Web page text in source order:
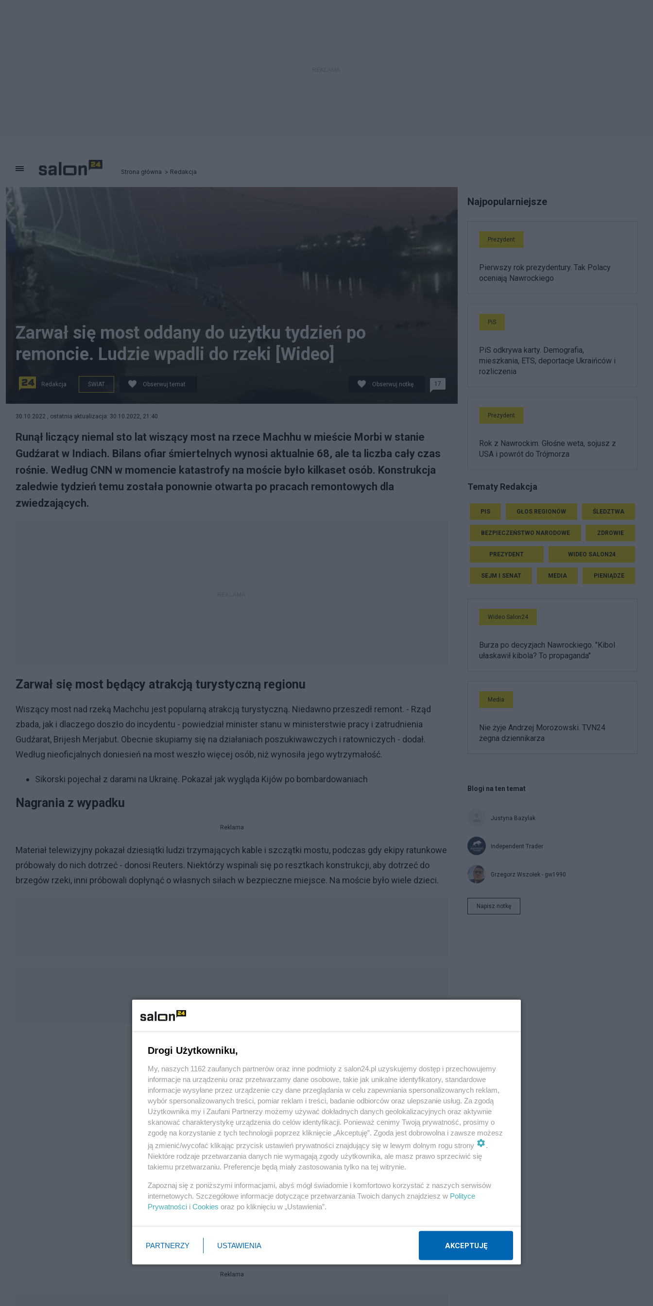
Strona główna Redakcja
Zarwał się most oddany do użytku tydzień po
remoncie. Ludzie wpadli do rzeki [Wideo]
Redakcja ŚWIAT Obserwuj temat Obserwuj notkę 17
30.10.2022 , ostatnia aktualizacja: 30.10.2022, 21:40
Runął liczący niemal sto lat wiszący most na rzece Machhu w mieście Morbi w stanie
Gudźarat w Indiach. Bilans ofiar śmiertelnych wynosi aktualnie 68, ale ta liczba cały czas
rośnie. Według CNN w momencie katastrofy na moście było kilkaset osób. Konstrukcja
zaledwie tydzień temu została ponownie otwarta po pracach remontowych dla
zwiedzających.
Zarwał się most będący atrakcją turystyczną regionu
Wiszący most nad rzeką Machchu jest popularną atrakcją turystyczną. Niedawno przeszedł remont. - Rząd
zbada, jak i dlaczego doszło do incydentu - powiedział minister stanu w ministerstwie pracy i zatrudnienia
Gudźarat, Brijesh Merjabut. Obecnie skupiamy się na działaniach poszukiwawczych i ratowniczych - dodał.
Według nieoficjalnych doniesień na most weszło więcej osób, niż wynosiła jego wytrzymałość.
Sikorski pojechał z darami na Ukrainę. Pokazał jak wygląda Kijów po bombardowaniach
Nagrania z wypadku
Reklama
Materiał telewizyjny pokazał dziesiątki ludzi trzymających kable i szczątki mostu, podczas gdy ekipy ratunkowe
próbowały do nich dotrzeć - donosi Reuters. Niektórzy wspinali się po resztkach konstrukcji, aby dotrzeć do
brzegów rzeki, inni próbowali dopłynąć o własnych siłach w bezpieczne miejsce. Na moście było wiele dzieci.
Reklama
Najpopularniejsze
Prezydent
Pierwszy rok prezydentury. Tak Polacy
oceniają Nawrockiego
PiS
PiS odkrywa karty. Demografia,
mieszkania, ETS, deportacje Ukraińców i
rozliczenia
Prezydent
Rok z Nawrockim. Głośne weta, sojusz z
USA i powrót do Trójmorza
Tematy Redakcja
PIS GŁOS REGIONÓW ŚLEDZTWA
BEZPIECZEŃSTWO NARODOWE ZDROWIE
PREZYDENT WIDEO SALON24
SEJM I SENAT MEDIA PIENIĄDZE
Wideo Salon24
Burza po decyzjach Nawrockiego. "Kibol
ułaskawił kibola? To propaganda"
Media
Nie żyje Andrzej Morozowski. TVN24
żegna dziennikarza
Blogi na ten temat
Justyna Bazylak
Independent Trader
Grzegorz Wszołek - gw1990
Napisz notkę
Drogi Użytkowniku,
My, naszych 1162 zaufanych partnerów oraz inne podmioty z salon24.pl uzyskujemy dostęp i przechowujemy
informacje na urządzeniu oraz przetwarzamy dane osobowe, takie jak unikalne identyfikatory, standardowe
informacje wysyłane przez urządzenie czy dane przeglądania w celu zapewniania spersonalizowanych reklam,
wybór spersonalizowanych treści, pomiar reklam i treści, badanie odbiorców oraz ulepszanie usług. Za zgodą
Użytkownika my i Zaufani Partnerzy możemy używać dokładnych danych geolokalizacyjnych oraz aktywnie
skanować charakterystykę urządzenia do celów identyfikacji. Ponieważ cenimy Twoją prywatność, prosimy o
zgodę na korzystanie z tych technologii poprzez kliknięcie „Akceptuję”. Zgoda jest dobrowolna i zawsze możesz
ją zmienić/wycofać klikając przycisk ustawień prywatności znajdujący się w lewym dolnym rogu strony
.
Niektóre rodzaje przetwarzania danych nie wymagają zgody użytkownika, ale masz prawo sprzeciwić się
takiemu przetwarzaniu. Preferencje będą miały zastosowania tylko na tej witrynie.
Zapoznaj się z poniższymi informacjami, abyś mógł świadomie i komfortowo korzystać z naszych serwisów
internetowych. Szczegółowe informacje dotyczące przetwarzania Twoich danych znajdziesz w Polityce
Prywatności i Cookies oraz po kliknięciu w „Ustawienia”.
PARTNERZY USTAWIENIA AKCEPTUJĘ